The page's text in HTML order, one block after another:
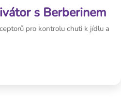
s Berberinem
pro kontrolu chuti k jídlu a